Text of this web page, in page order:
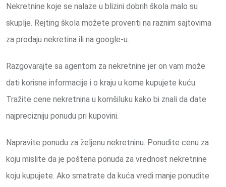
Nekretnine koje se nalaze u blizini dobrih škola malo su
skuplje. Rejting škola možete proveriti na raznim sajtovima
za prodaju nekretina ili na google-u.
Razgovarajte sa agentom za nekretnine jer on vam može
dati korisne informacije i o kraju u kome kupujete kuću.
Tražite cene nekretnina u komšiluku kako bi znali da date
najprecizniju ponudu pri kupovini.
Napravite ponudu za željenu nekretninu. Ponudite cenu za
koju mislite da je poštena ponuda za vrednost nekretnine
koju kupujete. Ako smatrate da kuća vredi manje ponudite